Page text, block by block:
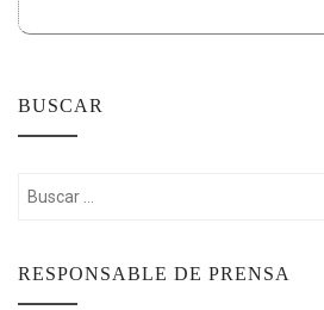
BUSCAR
Buscar:
RESPONSABLE DE PRENSA